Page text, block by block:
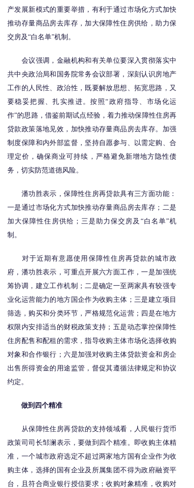
产发展新模式的重要举措，有利于通过市场化方式加快
推动存量商品房去库存，加大保障性住房供给，助力保
交房及“白名单”机制。
会议强调，金融机构和有关单位要深入贯彻落实中
共中央政治局和国务院常务会议部署，深刻认识房地产
工作的人民性、政治性，既要解放思想、拓宽思路，又
要稳妥把握、扎实推进。按照“政府指导、市场化运
作”的思路，借鉴前期试点经验，着力推动保障性住房再
贷款政策落地见效，加快推动存量商品房去库存。加强
制度保障和内外部监督，坚持自愿参与、以需定购、合
理定价，确保商业可持续，严格避免新增地方隐性债
务，切实防范道德风险。
潘功胜表示，保障性住房再贷款具有三方面功能：
一是通过市场化方式加快推动存量商品房去库存；二是
加大保障性住房供给；三是助力保交房及“白名单”机
制。
对于近期有意愿使用保障性住房再贷款的城市政
府，潘功胜表示，可重点开展六方面工作，一是加强统
筹协调，建立工作机制；二是确定一至两家具有较强专
业化运营能力的地方国企作为收购主体；三是建立项目
筛选，购买和分类环节，严格规范化运营；四是在地方
权限内安排适当的财税政策支持；五是动态掌控保障性
住房配售和配租的需求，指导收购主体市场化选择收购
对象和合作银行；六是加强对收购主体贷款资金和房企
出售所得资金的用途监管，督促其遵循法律规定和协议
约定。
做到四个精准
从保障性住房再贷款的支持领域看，人民银行货币
政策司司长邹澜表示，要做到四个精准。即收购主体精
准，一个城市政府选定不超过两家地方国有企业作为收
购主体，选择的国有企业及所属集团不得为政府融资平
台，且符合商业银行授信要求；收购对象精准，收购对